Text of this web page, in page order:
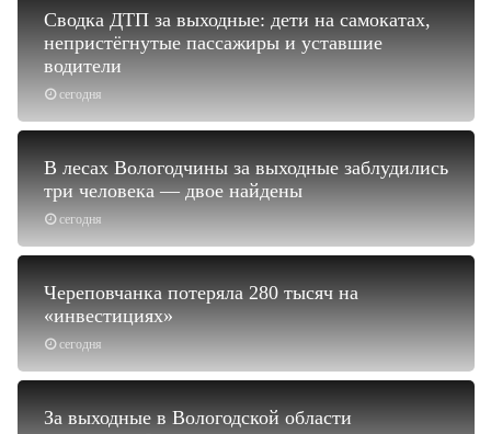
сегодня
Сводка ДТП за выходные: дети на самокатах,
непристёгнутые пассажиры и уставшие
водители
сегодня
В лесах Вологодчины за выходные заблудились
три человека — двое найдены
сегодня
Череповчанка потеряла 280 тысяч на
«инвестициях»
За выходные в Вологодской области